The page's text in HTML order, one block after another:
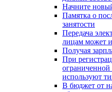
Начните
Памятка о
занятости
Передача
лицам может
Получая
При
ограниченной
используют
В бюджет от